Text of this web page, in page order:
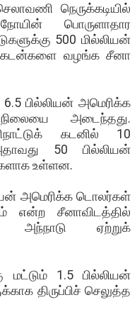
நெருக்கடியில்
பொருளாதார
500 மில்லியன்
கடன்களை வழங்க சீனா
பில்லியன் அமெரிக்க
அடைந்தது.
கடனில் 10
50 பில்லியன்
உள்ளன.
அமெரிக்க டொலர்கள்
என்ற சீனாவிடத்தில்
அந்நாடு ஏற்றுக்
1.5 பில்லியன்
திருப்பிச் செலுத்த